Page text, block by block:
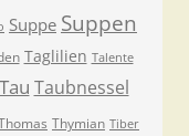
Suppe Suppen
Taglilien Talente
Tau Taubnessel
Thymian Tiber